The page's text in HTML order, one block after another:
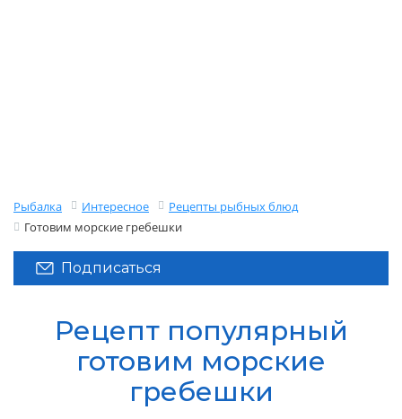
Рыбалка Интересное
Рецепты рыбных блюд
Готовим морские гребешки
Подписаться
Рецепт популярный
готовим морские
гребешки